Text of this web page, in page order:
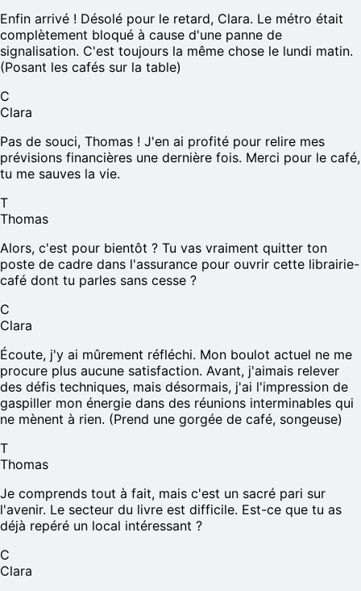
Enfin arrivé ! Désolé pour le retard, Clara. Le métro était
complètement bloqué à cause d'une panne de
signalisation. C'est toujours la même chose le lundi matin.
(Posant les cafés sur la table)
C
Clara
Pas de souci, Thomas ! J'en ai profité pour relire mes
prévisions financières une dernière fois. Merci pour le café,
tu me sauves la vie.
T
Thomas
Alors, c'est pour bientôt ? Tu vas vraiment quitter ton
poste de cadre dans l'assurance pour ouvrir cette librairie-
café dont tu parles sans cesse ?
C
Clara
Écoute, j'y ai mûrement réfléchi. Mon boulot actuel ne me
procure plus aucune satisfaction. Avant, j'aimais relever
des défis techniques, mais désormais, j'ai l'impression de
gaspiller mon énergie dans des réunions interminables qui
ne mènent à rien. (Prend une gorgée de café, songeuse)
T
Thomas
Je comprends tout à fait, mais c'est un sacré pari sur
l'avenir. Le secteur du livre est difficile. Est-ce que tu as
déjà repéré un local intéressant ?
C
Clara